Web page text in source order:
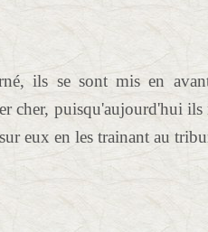
ils se sont mis en
cher, puisqu'aujourd'hui ils
eux en les trainant au